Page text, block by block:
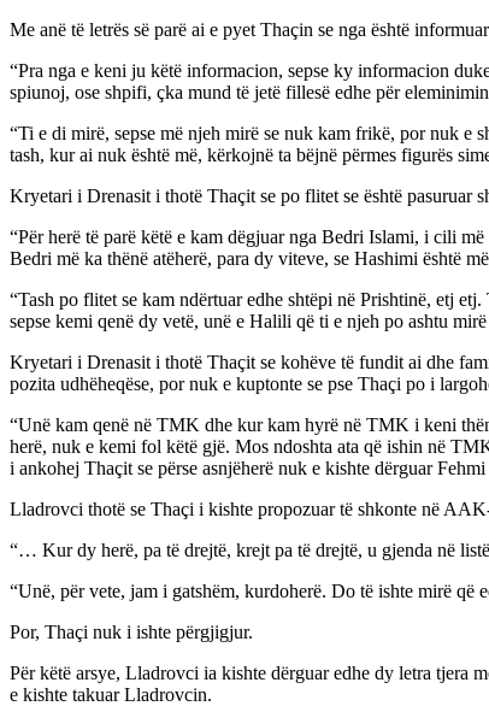
Me anë të letrës së parë ai e pyet Thaçin se nga është
“Pra nga e keni ju këtë informacion, sepse ky informacion
spiunoj, ose shpifi, çka mund të jetë fillesë edhe për
“Ti e di mirë, sepse më njeh mirë se nuk kam frikë, por nuk e
tash, kur ai nuk është më, kërkojnë ta bëjnë përmes figurës
Kryetari i Drenasit i thotë Thaçit se po flitet se është pasuruar
“Për herë të parë këtë e kam dëgjuar nga Bedri Islami, i cili
Bedri më ka thënë atëherë, para dy viteve, se Hashimi është
“Tash po flitet se kam ndërtuar edhe shtëpi në Prishtinë, etj
sepse kemi qenë dy vetë, unë e Halili që ti e njeh po ashtu
Kryetari i Drenasit i thotë Thaçit se kohëve të fundit ai dhe
pozita udhëheqëse, por nuk e kuptonte se pse Thaçi po i
“Unë kam qenë në TMK dhe kur kam hyrë në TMK i keni
herë, nuk e kemi fol këtë gjë. Mos ndoshta ata që ishin në
i ankohej Thaçit se përse asnjëherë nuk e kishte dërguar
Lladrovci thotë se Thaçi i kishte propozuar të shkonte në
“… Kur dy herë, pa të drejtë, krejt pa të drejtë, u gjenda në
“Unë, për vete, jam i gatshëm, kurdoherë. Do të ishte mirë
Por, Thaçi nuk i ishte përgjigjur.
Për këtë arsye, Lladrovci ia kishte dërguar edhe dy letra tjera
e kishte takuar Lladrovcin.